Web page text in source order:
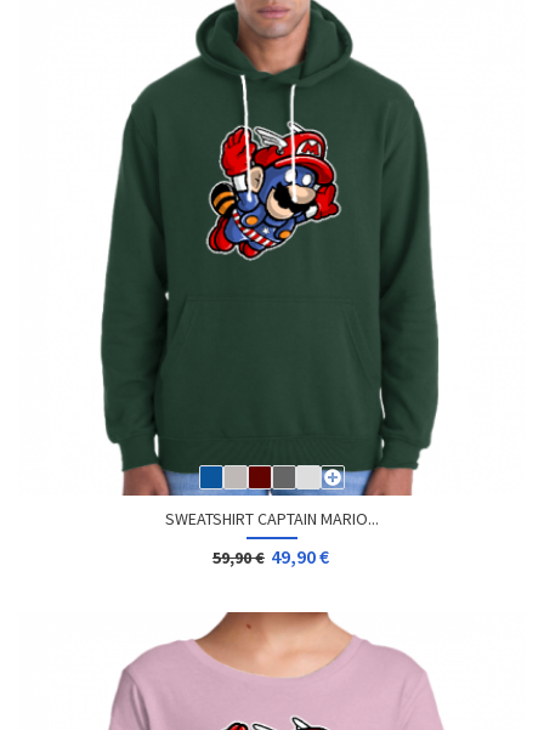
SWEATSHIRT CAPTAIN MARIO...
59,90 € 49,90 €